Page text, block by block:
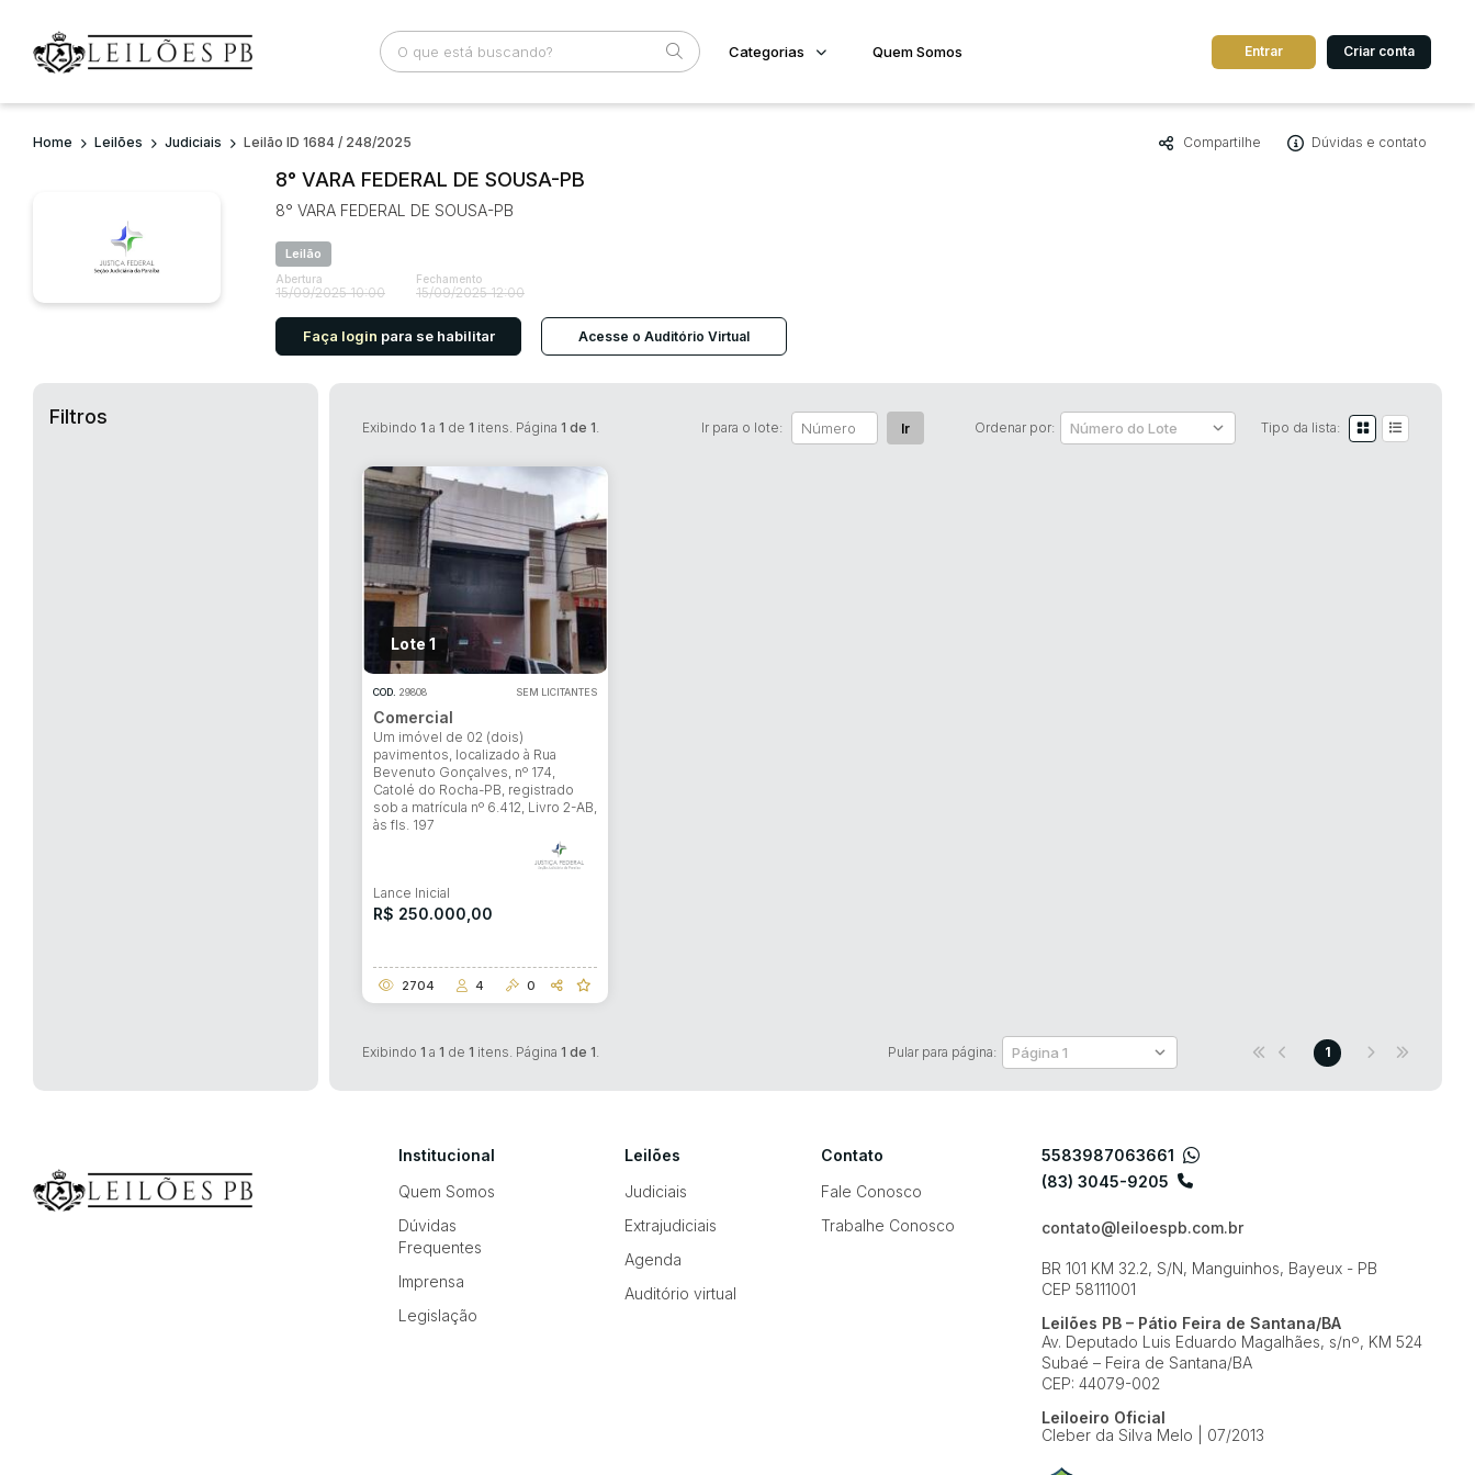
Busca por palavra-chave Categoria Cidade
Categorias Quem Somos Entrar Criar conta
Home Leilões Judiciais Leilão ID 1684 / 248/2025 Compartilhe Dúvidas e contato
8° VARA FEDERAL DE SOUSA-PB
8° VARA FEDERAL DE SOUSA-PB
Leilão
Abertura
15/09/2025 10:00
Fechamento
15/09/2025 12:00
Faça login para se habilitar Acesse o Auditório Virtual
Habilite-se para efetuar lances ou propostas
Filtros Exibindo 1 a 1 de 1 itens. Página 1 de 1. Ir para o lote: Ir Ordenar por: Tipo da lista:
Lote 1
COD. 29808 SEM LICITANTES
Comercial
Um imóvel de 02 (dois)
pavimentos, localizado à Rua
Bevenuto Gonçalves, nº 174,
Catolé do Rocha-PB, registrado
sob a matrícula nº 6.412, Livro 2-AB,
às fls. 197
Lance Inicial
R$ 250.000,00
2704 4 0
Exibindo 1 a 1 de 1 itens. Página 1 de 1. Pular para página: 1
Institucional
Quem Somos
Dúvidas
Frequentes
Imprensa
Legislação
Leilões
Judiciais
Extrajudiciais
Agenda
Auditório virtual
Contato
Fale Conosco
Trabalhe Conosco
5583987063661
(83) 3045-9205
contato@leiloespb.com.br
BR 101 KM 32.2, S/N, Manguinhos, Bayeux - PB
CEP 58111001
Leilões PB – Pátio Feira de Santana/BA
Av. Deputado Luis Eduardo Magalhães, s/nº, KM 524
Subaé – Feira de Santana/BA
CEP: 44079-002
Leiloeiro Oficial
Cleber da Silva Melo | 07/2013